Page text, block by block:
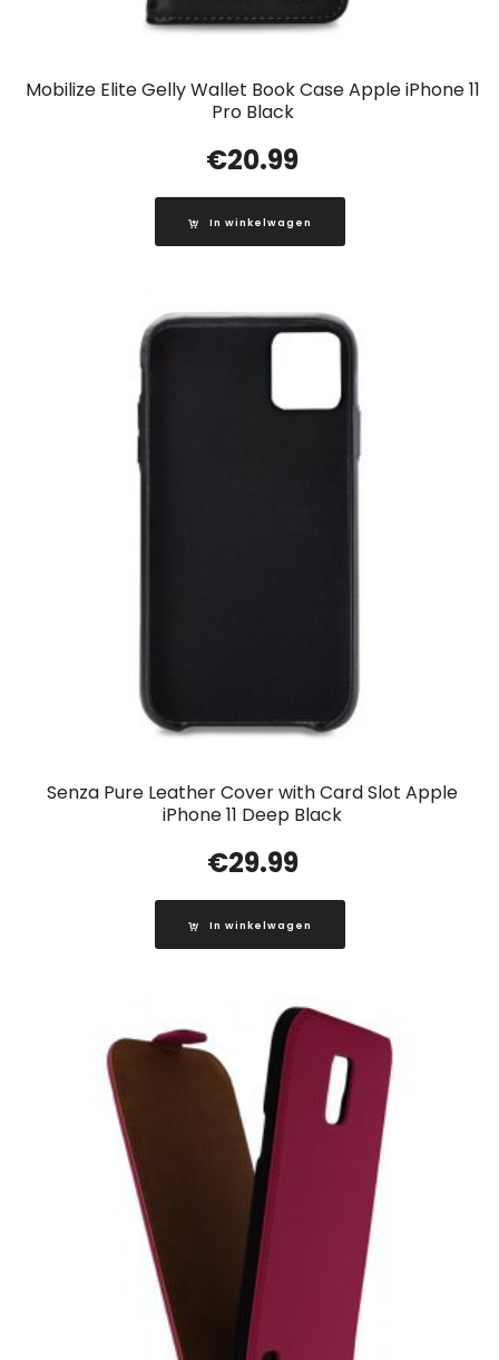
Mobilize Elite Gelly Wallet Book Case Apple iPhone 11
Pro Black
€20.99
In winkelwagen
Senza Pure Leather Cover with Card Slot Apple
iPhone 11 Deep Black
€29.99
In winkelwagen